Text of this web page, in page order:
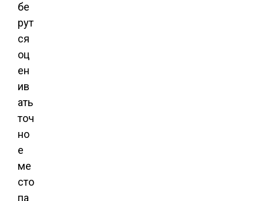
бе
рут
ся
оц
ен
ив
ать
точ
но
е
ме
сто
па